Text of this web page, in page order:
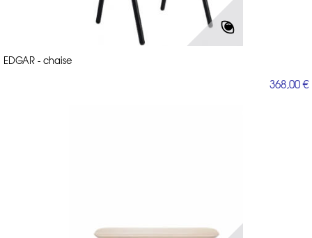
EDGAR - chaise
368,00 €